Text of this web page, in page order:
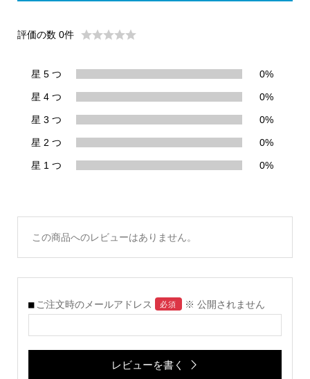
評価の数 0件
星 5 つ 0%
星 4 つ 0%
星 3 つ 0%
星 2 つ 0%
星 1 つ 0%
この商品へのレビューはありません。
ご注文時のメールアドレス 必須 ※ 公開されません
レビューを書く